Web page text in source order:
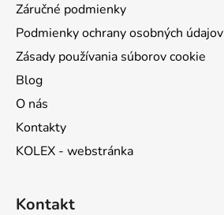
Záručné podmienky
Podmienky ochrany osobných údajov
Zásady používania súborov cookie
Blog
O nás
Kontakty
KOLEX - webstránka
Kontakt